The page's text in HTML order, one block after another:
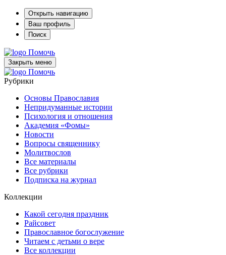
Открыть навигацию
Ваш профиль
Поиск
Помочь
Закрыть меню
Помочь
Рубрики
Основы Православия
Непридуманные истории
Психология и отношения
Академия «Фомы»
Новости
Вопросы священнику
Молитвослов
Все материалы
Все рубрики
Подписка на журнал
Коллекции
Какой сегодня праздник
Райсовет
Православное богослужение
Читаем с детьми о вере
Все коллекции